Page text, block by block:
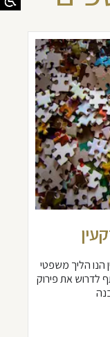
הנו הליך משפטי
לדרוש את פירוק